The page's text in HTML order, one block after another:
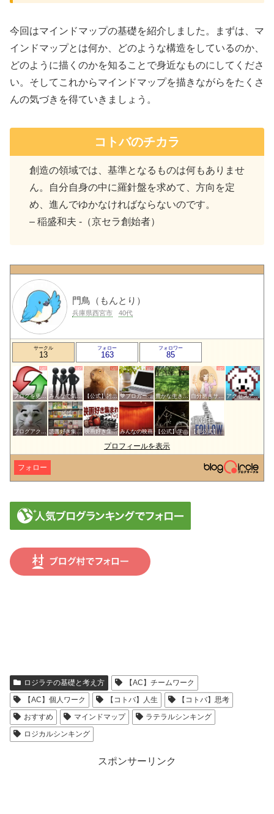
今回はマインドマップの基礎を紹介しました。まずは、マ
インドマップとは何か、どのような構造をしているのか、
どのように描くのかを知ることで身近なものにしてくださ
い。そしてこれからマインドマップを描きながらをたくさ
んの気づきを得ていきましょう。
コトバのチカラ
創造の領域では、基準となるものは何もありませ
ん。自分自身の中に羅針盤を求めて、方向を定
め、進んでゆかなければならないのです。
– 稲盛和夫 -（京セラ創始者）
門鳥（もんとり）
兵庫県西宮市 40代
サークル
13
フォロー
163
フォロワー
85
ブログを更新したらここで報告 みんなで気軽にアクセスアップ 【公式】雑談サークル 💙ブロガー応援&更新報告♪💙 豊かな生き方サークル 自分磨きサークル アクセスアップのお手伝い！ブログサークルあんてな
読書好き集まれ！ 映画好き集まれ('ω')ノ みんなの映画 【公式】学問・教育サークル 【非公式】相互フォローサークル
プロフィールを表示
フォロー
ロジラテの基礎と考え方
【AC】チームワーク
【AC】個人ワーク
【コトバ】人生
【コトバ】思考
おすすめ
マインドマップ
ラテラルシンキング
ロジカルシンキング
スポンサーリンク